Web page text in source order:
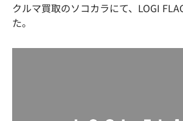
クルマ買取のソコカラにて、LOGI
た。